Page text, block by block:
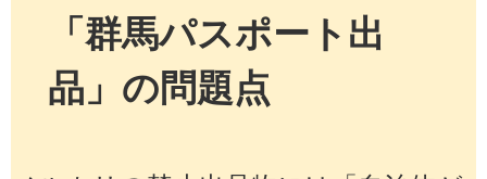
「群馬パスポート出
品」の問題点